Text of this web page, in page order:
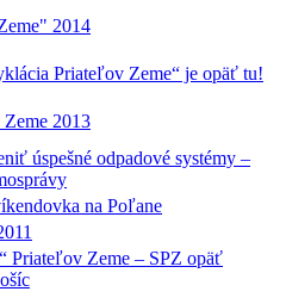
2014
Priateľov Zeme“ je opäť tu!
2013
úspešné odpadové systémy –
na Poľane
Priateľov Zeme – SPZ opäť